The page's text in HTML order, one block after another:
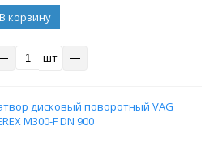
В корзину
шт
дисковый поворотный VAG
M300-F DN 900